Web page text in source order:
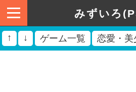
みずいろ
↑ ↓ ゲーム一覧 恋愛・美